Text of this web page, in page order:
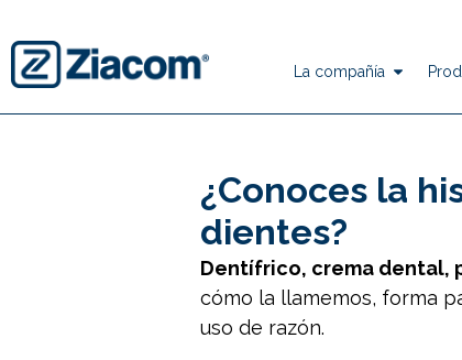
La compañía
¿Conoces la
dientes?
Dentífrico, crema dental,
cómo la llamemos, forma
uso de razón.